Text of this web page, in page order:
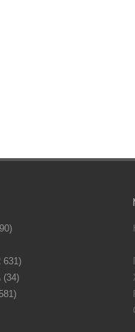
631)
(34)